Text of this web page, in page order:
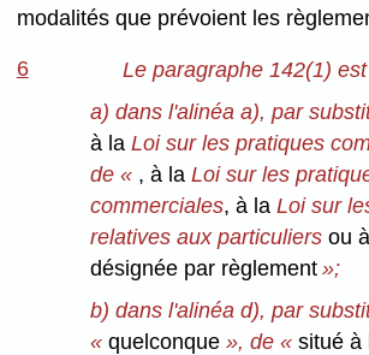
modalités que prévoient les
6
Le paragraphe 142(1)
a) dans l'alinéa a), par
à laLoi sur les pratiques
de « , à laLoi sur les
commerciales, à laLoi sur
relatives aux particuliersou
désignée par règlement »;
b) dans l'alinéa d), par
«quelconque», de «situé à